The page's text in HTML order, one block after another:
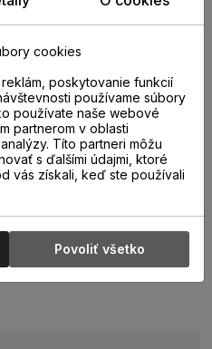
cookies
poskytovanie funkcií
používame súbory
používate naše webové
partnerom v oblasti
Títo partneri môžu
s ďalšími údajmi, ktoré
vás získali, keď ste používali
Povoliť všetko